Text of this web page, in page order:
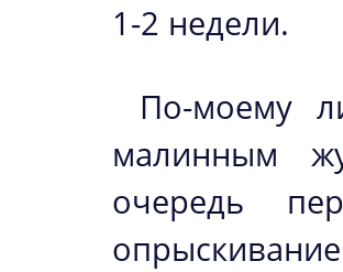
1-2 недели.
По-моему
малинным
очередь